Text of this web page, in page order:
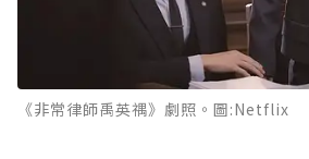
《非常律師禹英禑》劇照。圖:Netflix